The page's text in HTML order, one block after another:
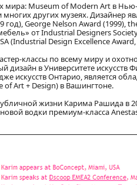
Museum of Modern Art в
других музеях. Дизайнер
George Nelson Award (1999),
от Industrial Designers
(Industrial Design Excellence
классы по всему миру и
в Университете искусств
искусств Онтарио, является
of Art + Design) в Вашингтоне.
жизни Карима Рашида в
новой водки премиум-класса